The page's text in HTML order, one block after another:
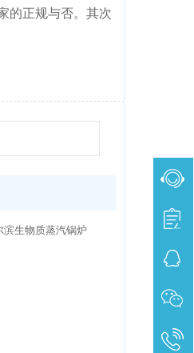
的正规与否。其次
滨生物质蒸汽锅炉